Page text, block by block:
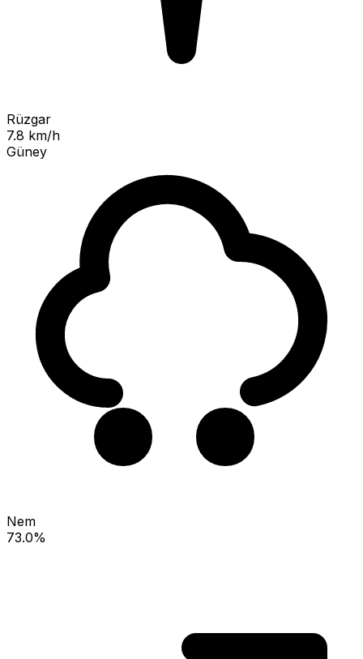
Rüzgar
7.8 km/h
Güney
Nem
73.0%